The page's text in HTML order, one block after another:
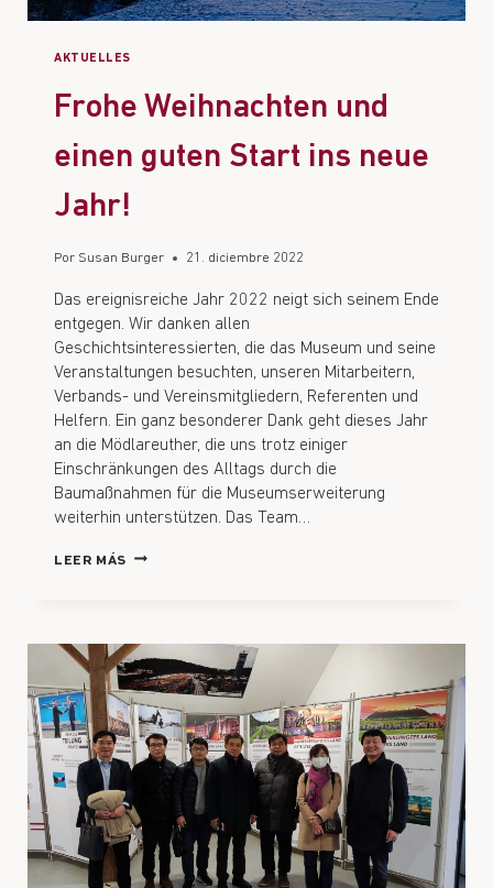
AKTUELLES
Frohe Weihnachten und
einen guten Start ins neue
Jahr!
Por Susan Burger 21. diciembre 2022
Das ereignisreiche Jahr 2022 neigt sich seinem Ende
entgegen. Wir danken allen
Geschichtsinteressierten, die das Museum und seine
Veranstaltungen besuchten, unseren Mitarbeitern,
Verbands- und Vereinsmitgliedern, Referenten und
Helfern. Ein ganz besonderer Dank geht dieses Jahr
an die Mödlareuther, die uns trotz einiger
Einschränkungen des Alltags durch die
Baumaßnahmen für die Museumserweiterung
weiterhin unterstützen. Das Team…
LEER MÁS